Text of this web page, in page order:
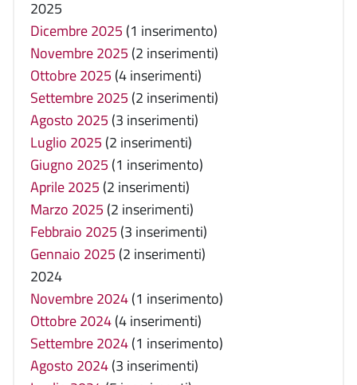
2025
Dicembre 2025 (1 inserimento)
Novembre 2025 (2 inserimenti)
Ottobre 2025 (4 inserimenti)
Settembre 2025 (2 inserimenti)
Agosto 2025 (3 inserimenti)
Luglio 2025 (2 inserimenti)
Giugno 2025 (1 inserimento)
Aprile 2025 (2 inserimenti)
Marzo 2025 (2 inserimenti)
Febbraio 2025 (3 inserimenti)
Gennaio 2025 (2 inserimenti)
2024
Novembre 2024(1 inserimento)
Ottobre 2024(4 inserimenti)
Settembre 2024(1 inserimento)
Agosto 2024(3 inserimenti)